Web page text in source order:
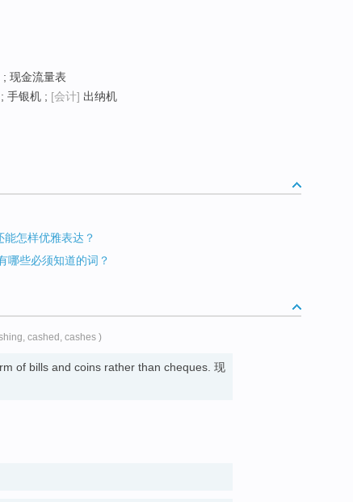
现金流量表
手银机 ; [会计] 出纳机
能怎样优雅表达？
哪些必须知道的词？
cashed, cashes )
of bills and coins rather than cheques. 现